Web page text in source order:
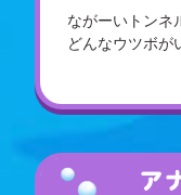
ながーいトンネ
どんなウツボが